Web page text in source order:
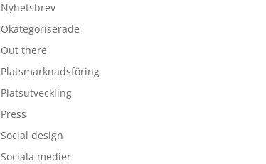
Nyhetsbrev
Okategoriserade
Out there
Platsmarknadsföring
Platsutveckling
Press
Social design
Sociala medier